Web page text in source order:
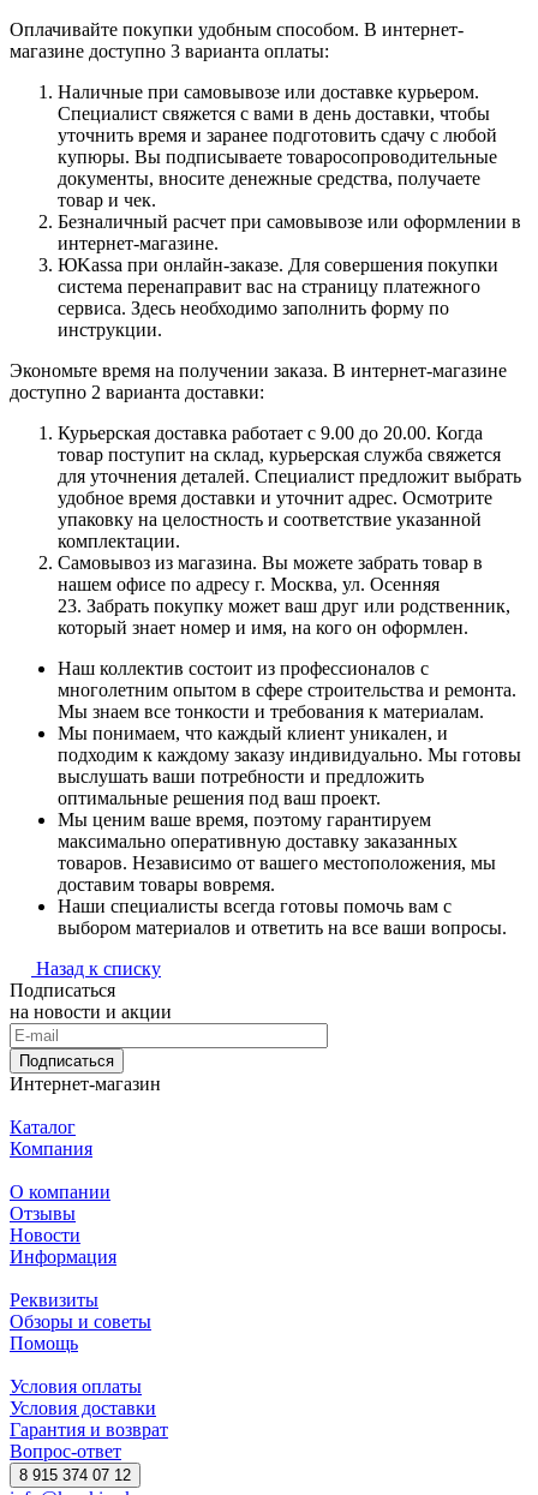
Оплачивайте покупки удобным способом. В интернет-
магазине доступно 3 варианта оплаты:
Наличные при самовывозе или доставке курьером.
Специалист свяжется с вами в день доставки, чтобы
уточнить время и заранее подготовить сдачу с любой
купюры. Вы подписываете товаросопроводительные
документы, вносите денежные средства, получаете
товар и чек.
Безналичный расчет при самовывозе или оформлении в
интернет-магазине.
ЮKassa при онлайн-заказе. Для совершения покупки
система перенаправит вас на страницу платежного
сервиса. Здесь необходимо заполнить форму по
инструкции.
Экономьте время на получении заказа. В интернет-магазине
доступно 2 варианта доставки:
Курьерская доставка работает с 9.00 до 20.00. Когда
товар поступит на склад, курьерская служба свяжется
для уточнения деталей. Специалист предложит выбрать
удобное время доставки и уточнит адрес. Осмотрите
упаковку на целостность и соответствие указанной
комплектации.
Самовывоз из магазина. Вы можете забрать товар в
нашем офисе по адресу г. Москва, ул. Осенняя
23. Забрать покупку может ваш друг или родственник,
который знает номер и имя, на кого он оформлен.
Наш коллектив состоит из профессионалов с
многолетним опытом в сфере строительства и ремонта.
Мы знаем все тонкости и требования к материалам.
Мы понимаем, что каждый клиент уникален, и
подходим к каждому заказу индивидуально. Мы готовы
выслушать ваши потребности и предложить
оптимальные решения под ваш проект.
Мы ценим ваше время, поэтому гарантируем
максимально оперативную доставку заказанных
товаров. Независимо от вашего местоположения, мы
доставим товары вовремя.
Наши специалисты всегда готовы помочь вам с
выбором материалов и ответить на все ваши вопросы.
Назад к списку
Подписаться
на новости и акции
Подписаться
Интернет-магазин
Каталог
Компания
О компании
Отзывы
Новости
Информация
Реквизиты
Обзоры и советы
Помощь
Условия оплаты
Условия доставки
Гарантия и возврат
Вопрос-ответ
8 915 374 07 12